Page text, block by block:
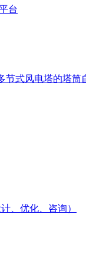
台
式风电塔的塔筒
、优化、咨询）